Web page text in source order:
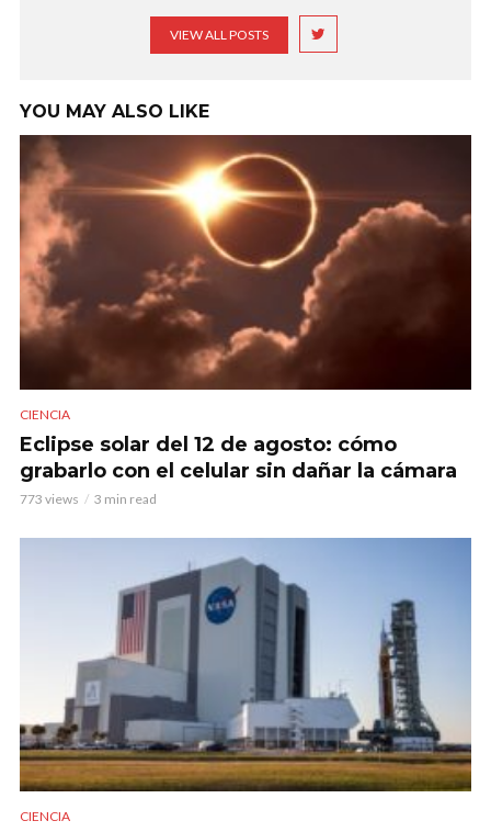
VIEW ALL POSTS
YOU MAY ALSO LIKE
CIENCIA
Eclipse solar del 12 de agosto: cómo
grabarlo con el celular sin dañar la cámara
773 views 3 min read
CIENCIA